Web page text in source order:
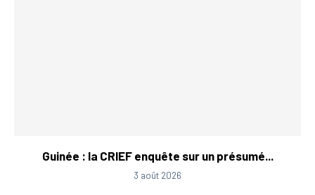
Guinée : la CRIEF enquête sur un présumé...
3 août 2026